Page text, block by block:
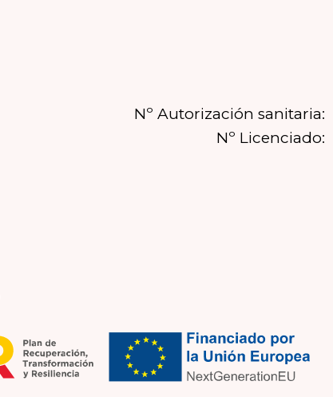
Nº Autorización sanitaria:
Nº Licenciado: